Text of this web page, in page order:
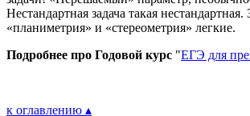
Нестандартная задача такая нестандартная.
«планиметрия» и «стереометрия» легкие.
Подробнее про Годовой курс "ЕГЭ для
к оглавлению ▴